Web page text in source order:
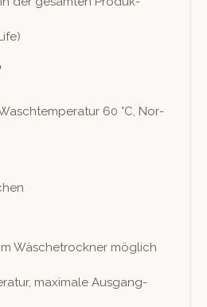
60 °C, Nor­
Wäschetrock­n­er möglich
max­i­male Aus­gang­